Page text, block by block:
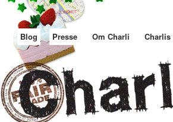
Blog Presse Om Charli Charlis